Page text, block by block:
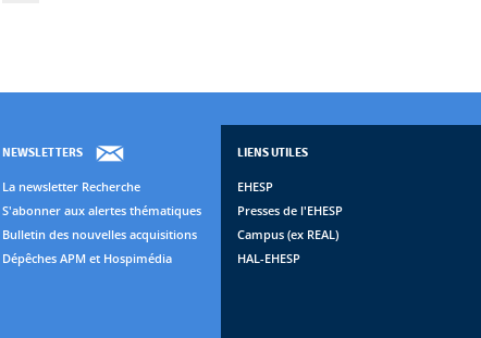
NEWSLETTERS
La newsletter Recherche
S'abonner aux alertes thématiques
Bulletin des nouvelles acquisitions
Dépêches APM et Hospimédia
LIENS UTILES
EHESP
Presses de l'EHESP
Campus (ex REAL)
HAL-EHESP